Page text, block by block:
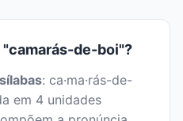
"camarás-de-boi"?
: ca·ma·rás-de-
em 4 unidades